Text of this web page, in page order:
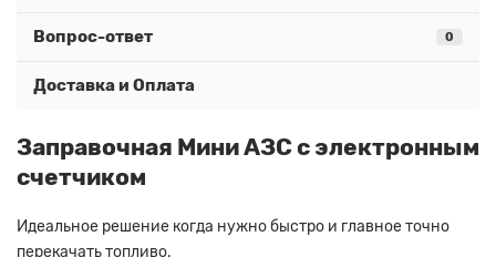
Вопрос-ответ 0
Доставка и Оплата
Заправочная Мини АЗС с электронным
счетчиком
Идеальное решение когда нужно быстро и главное точно
перекачать топливо.